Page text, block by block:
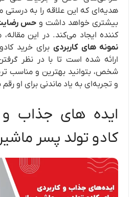
هدیه‌ای که این علاقه را به‌ درستی
بیشتری خواهد داشت وحس
کننده ایجاد می‌کند. در این مقاله،
نمونه‌ های کاربردی برای خرید
ارائه شده است تا با در نظر
شخص، بتوانید بهترین و مناسب‌
و تجربه‌ای به یاد ماندنی برای او رقم
ایده‌ های جذاب و
کادو تولد پسر